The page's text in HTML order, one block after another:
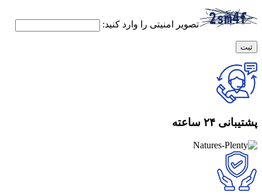
تصویر امنیتی را وارد کنید:
پشتیبانی ۲۴ ساعته